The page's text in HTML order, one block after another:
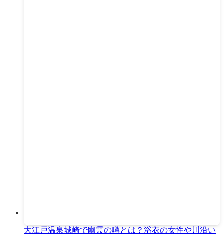
大江戸温泉城崎で幽霊の噂とは？浴衣の女性や川沿い